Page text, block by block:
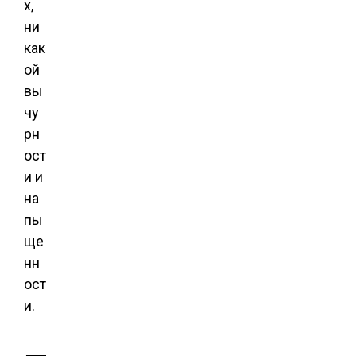
х,
ни
как
ой
вы
чу
рн
ост
и и
на
пы
ще
нн
ост
и.